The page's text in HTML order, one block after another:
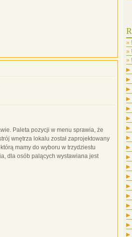
Paleta pozycji w menu sprawia, że
wnętrza lokalu został zaprojektowany
mamy do wyboru w trzydziestu
dla osób palących wystawiana jest
▶
▶
▶
▶
▶
▶
▶
▶
▶
▶
▶
▶
▶
▶
▶
▶
▶
▶